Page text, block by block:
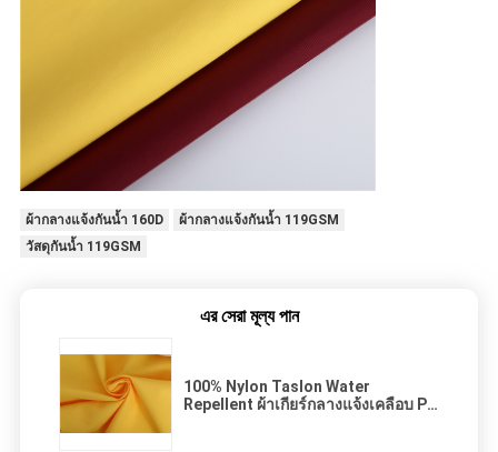
ผ้ากลางแจ้งกันน้ำ 160D
ผ้ากลางแจ้งกันน้ำ 119GSM
วัสดุกันน้ำ 119GSM
এর সেরা মূল্য পান
100% Nylon Taslon Water
Repellent ผ้าเกียร์กลางแจ้งเคลือบ PU